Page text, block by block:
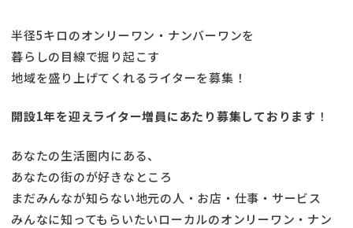
半径5キロのオンリーワン・ナンバーワンを
暮らしの目線で掘り起こす
地域を盛り上げてくれるライターを募集！
開設1年を迎えライター増員にあたり募集しております ！
あなたの生活圏内にある、
あなたの街のが好きなところ
まだみんなが知らない地元の人・お店・仕事・サービス
みんなに知ってもらいたいローカルのオンリーワン・ナン